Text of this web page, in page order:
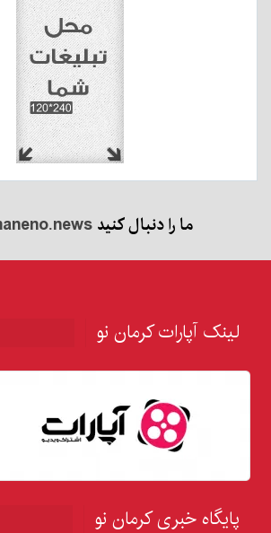
ما را دنبال کنید
لینک آپارات کرمان نو
پایگاه خبری کرمان نو